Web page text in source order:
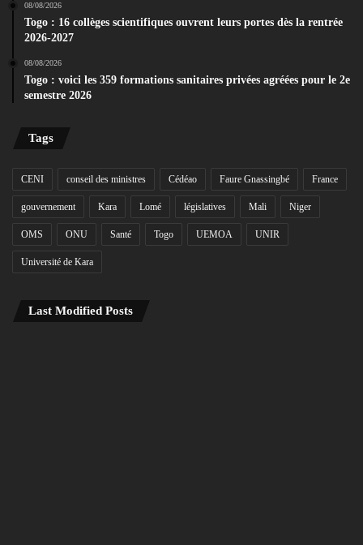
08/08/2026
Togo : 16 collèges scientifiques ouvrent leurs portes dès la rentrée
2026-2027
08/08/2026
Togo : voici les 359 formations sanitaires privées agréées pour le 2e
semestre 2026
Tags
CENI conseil des ministres Cédéao Faure Gnassingbé France
gouvernement Kara Lomé législatives Mali Niger
OMS ONU Santé Togo UEMOA UNIR
Université de Kara
Last Modified Posts